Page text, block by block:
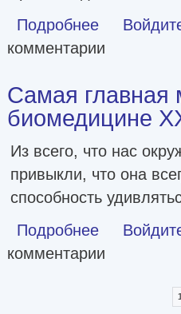
Подробнее о Кому мешает
комментарии
Самая главная
биомедицине
Из всего, что нас
привыкли, что она
способность
Подробнее о Самая
комментарии